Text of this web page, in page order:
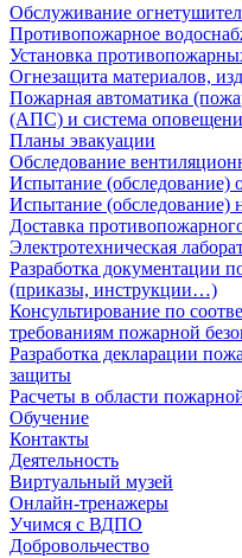
Обслуживание
Противопожарное
Установка
Огнезащита материалов,
Пожарная автоматика
(АПС) и система
Планы эвакуации
Обследование
Испытание (обследование)
Испытание
Доставка
Электротехническая
Разработка документации
(приказы, инструкции…)
Консультирование по
требованиям пожарной
Разработка декларации
защиты
Расчеты в области
Обучение
Контакты
Деятельность
Виртуальный музей
Онлайн-тренажеры
Учимся с ВДПО
Добровольчество